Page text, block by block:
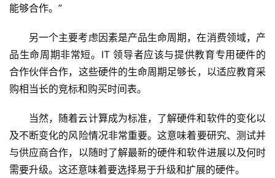
能够合作。”
另一个主要考虑因素是产品生命周期，在消费领域，产
品生命周期非常短。IT 领导者应该与提供教育专用硬件的
合作伙伴合作，这些硬件的生命周期足够长，以适应教育采
购相当长的竞标和购买时间表。
当然，随着云计算成为标准，了解硬件和软件的变化以
及不断变化的风险情况非常重要。这意味着要研究、测试并
与供应商合作，以随时了解最新的硬件和软件进展以及何时
需要升级。这还意味着要选择易于升级和扩展的硬件。